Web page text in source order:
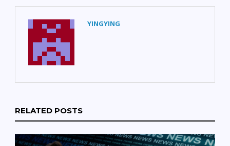
YINGYING
RELATED POSTS